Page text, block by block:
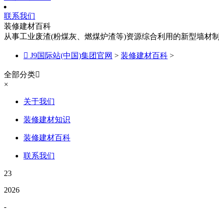
联系我们
装修建材百科
从事工业废渣(粉煤灰、燃煤炉渣等)资源综合利用的新型墙材
 J9国际站(中国)集团官网 > 装修建材百科 >
全部分类
×
关于我们
装修建材知识
装修建材百科
联系我们
23
2026
-